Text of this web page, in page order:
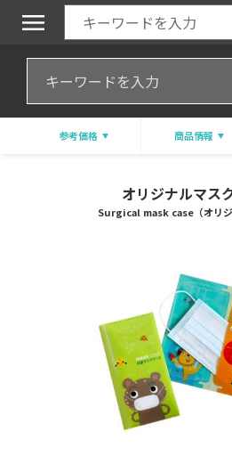
参考価格 商品情報
オリジナルマス
Surgical mask case（オリジ